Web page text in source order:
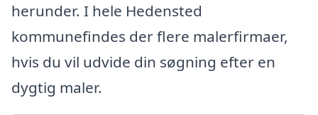
herunder. I hele Hedensted
kommunefindes der flere malerfirmaer,
hvis du vil udvide din søgning efter en
dygtig maler.